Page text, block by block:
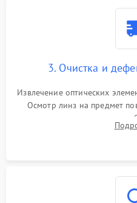
3. Очистка и
Извлечение оптических
Осмотр линз на предмет
покрытия или появления
спецрастворами. Проверка